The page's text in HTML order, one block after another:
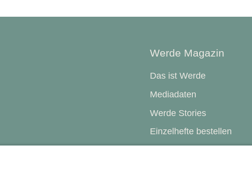
Werde Magazin
Das ist Werde
Mediadaten
Werde Stories
Einzelhefte bestellen